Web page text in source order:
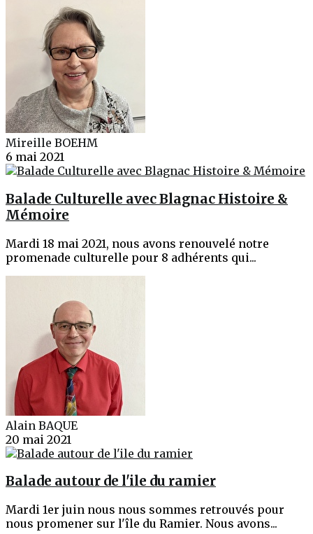
Mireille BOEHM
6 mai 2021
Balade Culturelle avec Blagnac Histoire &
Mémoire
Mardi 18 mai 2021, nous avons renouvelé notre
promenade culturelle pour 8 adhérents qui...
Alain BAQUE
20 mai 2021
Balade autour de l'ile du ramier
Mardi 1er juin nous nous sommes retrouvés pour
nous promener sur l'île du Ramier. Nous avons...